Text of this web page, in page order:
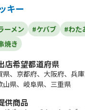
キー
ーメン #ケバブ
#わた
焼き
店希望都道府県
県、 京都府、 大阪府、 兵
山県、 岐阜県、 三重県
供商品